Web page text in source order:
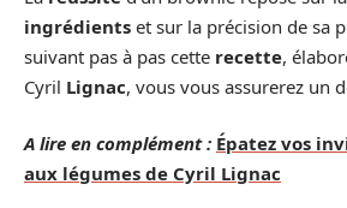
ingrédients et sur la précision de sa
suivant pas à pas cette recette,
Cyril Lignac, vous vous assurerez un
A lire en complément : Épatez vos
aux légumes de Cyril Lignac